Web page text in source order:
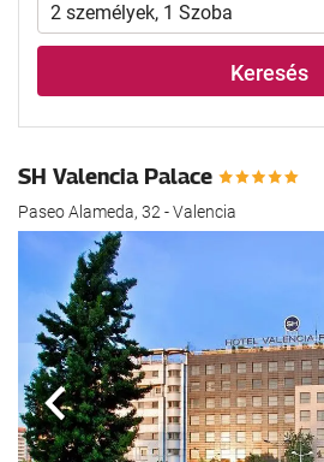
2 személyek, 1 Szoba
Keresés
SH Valencia Palace
Paseo Alameda, 32 - Valencia
Előző